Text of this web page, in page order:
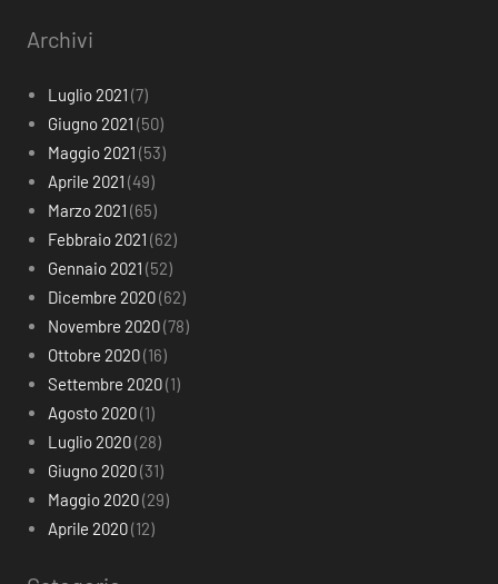
Archivi
Luglio 2021 (7)
Giugno 2021 (50)
Maggio 2021 (53)
Aprile 2021 (49)
Marzo 2021 (65)
Febbraio 2021 (62)
Gennaio 2021 (52)
Dicembre 2020(62)
Novembre 2020(78)
Ottobre 2020(16)
Settembre 2020(1)
Agosto 2020(1)
Luglio 2020(28)
Giugno 2020(31)
Maggio 2020(29)
Aprile 2020(12)